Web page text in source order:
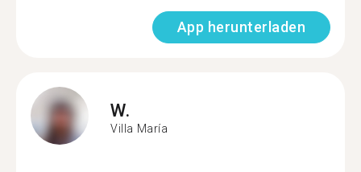
App herunterladen
W.
Villa María